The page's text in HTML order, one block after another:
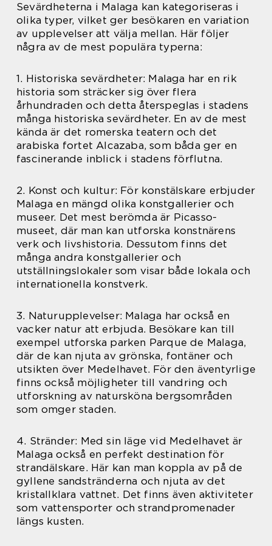
Sevärdheterna i Malaga kan kategoriseras i
olika typer, vilket ger besökaren en variation
av upplevelser att välja mellan. Här följer
några av de mest populära typerna:
1. Historiska sevärdheter: Malaga har en rik
historia som sträcker sig över flera
århundraden och detta återspeglas i stadens
många historiska sevärdheter. En av de mest
kända är det romerska teatern och det
arabiska fortet Alcazaba, som båda ger en
fascinerande inblick i stadens förflutna.
2. Konst och kultur: För konstälskare erbjuder
Malaga en mängd olika konstgallerier och
museer. Det mest berömda är Picasso-
museet, där man kan utforska konstnärens
verk och livshistoria. Dessutom finns det
många andra konstgallerier och
utställningslokaler som visar både lokala och
internationella konstverk.
3. Naturupplevelser: Malaga har också en
vacker natur att erbjuda. Besökare kan till
exempel utforska parken Parque de Malaga,
där de kan njuta av grönska, fontäner och
utsikten över Medelhavet. För den äventyrlige
finns också möjligheter till vandring och
utforskning av natursköna bergsområden
som omger staden.
4. Stränder: Med sin läge vid Medelhavet är
Malaga också en perfekt destination för
strandälskare. Här kan man koppla av på de
gyllene sandstränderna och njuta av det
kristallklara vattnet. Det finns även aktiviteter
som vattensporter och strandpromenader
längs kusten.